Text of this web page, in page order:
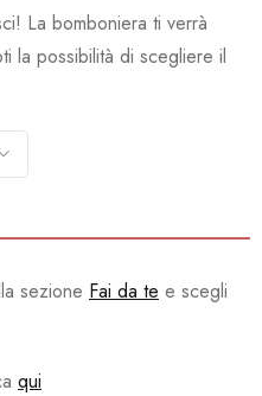
La bomboniera ti verrà
la possibilità di scegliere il
sezione Fai da te e scegli
qui